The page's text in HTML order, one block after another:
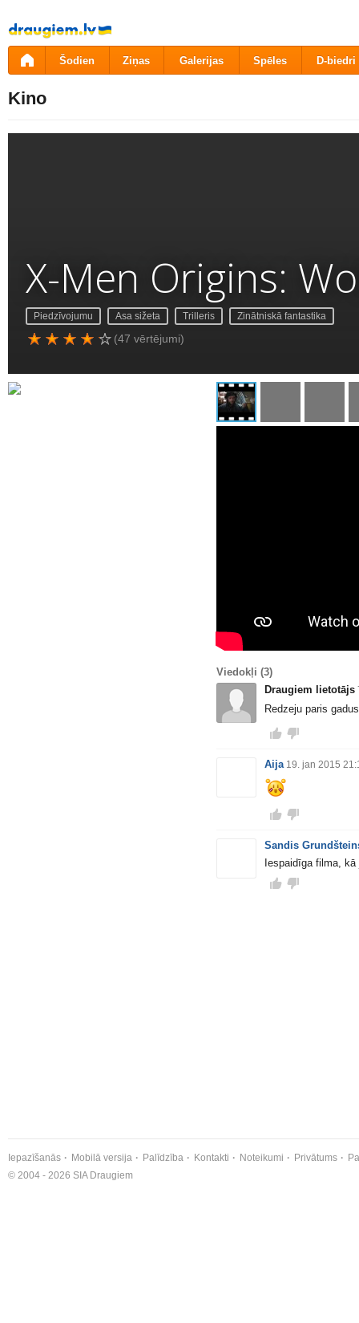
Pāriet
uz
saturu
Šodien Ziņas Galerijas Spēles D-biedri
Kino
X-Men Origins:
Piedzīvojumu Asa sižeta Trilleris Zinātniskā fantastika
(47 vērtējumi)
Viedokļi (3)
Draugiem lietotājs
Redzeju paris
Aija 19. jan 2015
Sandis
Iespaidīga filma,
Iepazīšanās Mobilā versija Palīdzība Kontakti Noteikumi Privātums
© 2004 - 2026 SIA Draugiem